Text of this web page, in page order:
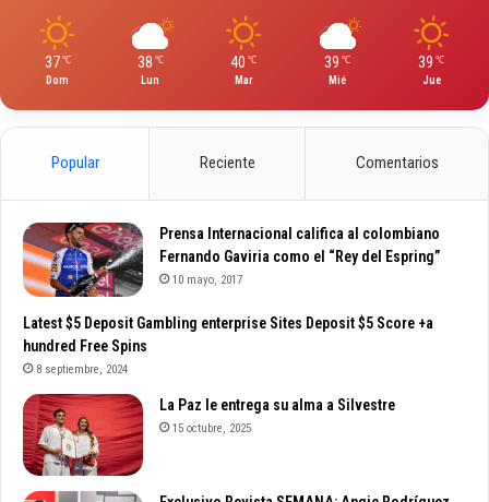
37 ℃
Dom
38 ℃
Lun
40 ℃
Mar
39 ℃
Mié
39 ℃
Jue
Popular Reciente Comentarios
Prensa Internacional califica al colombiano
Fernando Gaviria como el “Rey del Espring”
10 mayo, 2017
Latest $5 Deposit Gambling enterprise Sites Deposit $5 Score +a
hundred Free Spins
8 septiembre, 2024
La Paz le entrega su alma a Silvestre
15 octubre, 2025